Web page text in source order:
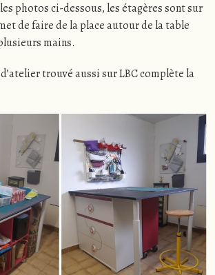
photos ci-dessous, les étagères sont sur
de faire de la place autour de la table
mains.
trouvé aussi sur LBC complète la